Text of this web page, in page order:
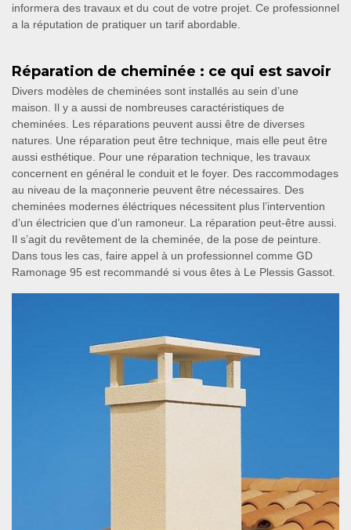
informera des travaux et du cout de votre projet. Ce professionnel
a la réputation de pratiquer un tarif abordable.
Réparation de cheminée : ce qui est savoir
Divers modèles de cheminées sont installés au sein d’une
maison. Il y a aussi de nombreuses caractéristiques de
cheminées. Les réparations peuvent aussi être de diverses
natures. Une réparation peut être technique, mais elle peut être
aussi esthétique. Pour une réparation technique, les travaux
concernent en général le conduit et le foyer. Des raccommodages
au niveau de la maçonnerie peuvent être nécessaires. Des
cheminées modernes éléctriques nécessitent plus l’intervention
d’un électricien que d’un ramoneur. La réparation peut-être aussi.
Il s’agit du revêtement de la cheminée, de la pose de peinture.
Dans tous les cas, faire appel à un professionnel comme GD
Ramonage 95 est recommandé si vous êtes à Le Plessis Gassot.